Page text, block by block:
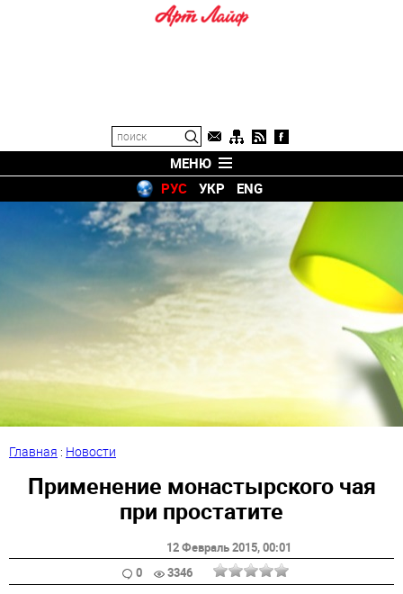
МЕНЮ
РУС
УКР ENG
Главная : Новости
Применение монастырского чая
при простатите
12 Февраль 2015, 00:01
0
3346